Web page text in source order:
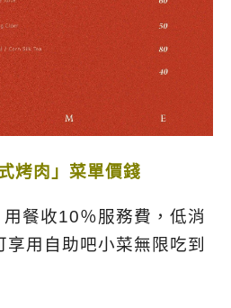
烤肉」菜單價錢
餐收10％服務費，低消
用自助吧小菜無限吃到